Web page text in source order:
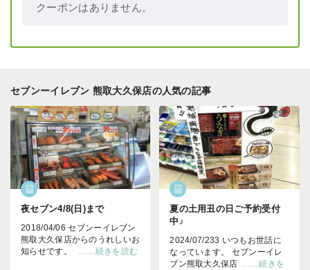
クーポンはありません。
セブンーイレブン 熊取大久保店の人気の記事
夜セブン4/8(日)まで
2018/04/06 セブンーイレブン
熊取大久保店からのうれしいお
知らせです。
……続きを読む
夏の土用丑の日ご予約受付
中♪
2024/07/233 いつもお世話に
なっています。 セブンーイレ
ブン熊取大久保店 ……続きを